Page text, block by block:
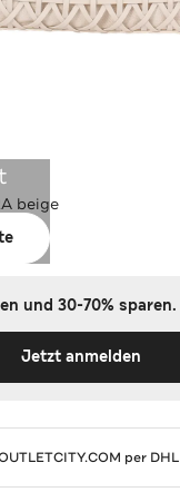
beige
und 30-70% sparen.
Jetzt anmelden
per DHL